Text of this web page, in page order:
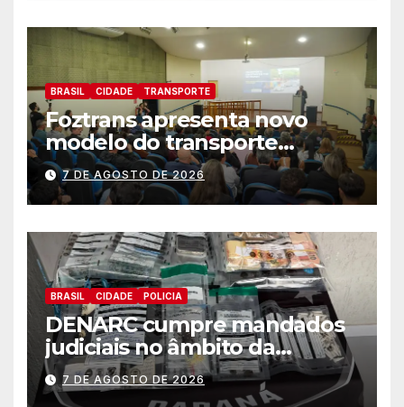
BRASIL CIDADE TRANSPORTE
Foztrans apresenta novo
modelo do transporte
coletivo em audiência
pública e avança para um
sistema mais moderno e
eficiente
7 DE AGOSTO DE 2026
BRASIL CIDADE POLICIA
DENARC cumpre mandados
judiciais no âmbito da
“Operação Quadrante do Pó”
em Foz do Iguaçu
7 DE AGOSTO DE 2026